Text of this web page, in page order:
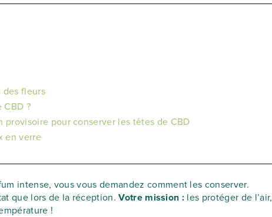
des fleurs
CBD ?
provisoire pour conserver les têtes de CBD
en verre
intense, vous vous demandez comment les conserver.
que lors de la réception.Votre mission : les protéger de l’air,
!